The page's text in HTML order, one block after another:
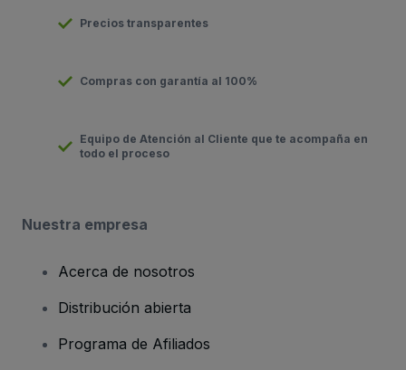
Precios transparentes
Compras con garantía al 100%
Equipo de Atención al Cliente que te acompaña en
todo el proceso
Nuestra empresa
Acerca de nosotros
Distribución abierta
Programa de Afiliados